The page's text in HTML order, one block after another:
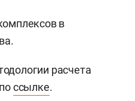
в
расчета
ссылке.